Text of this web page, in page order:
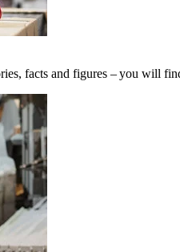
facts and figures – you will